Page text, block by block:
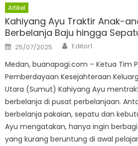
Artikel
Kahiyang Ayu Traktir Anak-
Berbelanja Baju hingga
Posted
on
25/07/2025 Author
Editor1
Medan, buanapagi.com – Ketua Tim
Pemberdayaan Kesejahteraan
Utara (Sumut) Kahiyang Ayu
berbelanja di pusat perbelanjaan.
berbelanja pakaian, sepatu dan
Ayu mengatakan, hanya ingin
yang kurang beruntung di awal